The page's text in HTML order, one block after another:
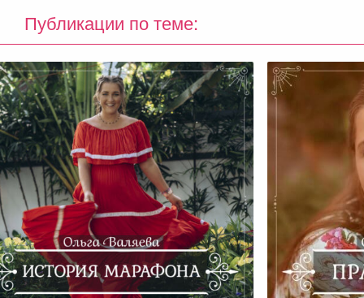
Публикации по теме: